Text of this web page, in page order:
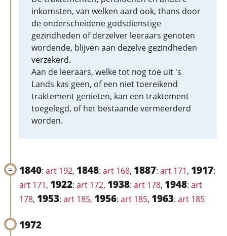
inkomsten, van welken aard ook, thans door
de onderscheidene godsdienstige
gezindheden of derzelver leeraars genoten
wordende, blijven aan dezelve gezindheden
verzekerd.
Aan de leeraars, welke tot nog toe uit 's
Lands kas geen, of een niet toereikend
traktement genieten, kan een traktement
toegelegd, of het bestaande vermeerderd
worden.
1840: art 192, 1848: art 168, 1887: art 171, 1917:
art 171, 1922: art 172, 1938: art 178, 1948: art
178, 1953: art 185, 1956: art 185, 1963: art 185
1972